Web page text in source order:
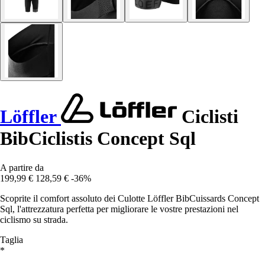
Löffler
Ciclisti
BibCiclistis Concept Sql
A partire da
199,99 € 128,59 € -36%
Scoprite il comfort assoluto dei Culotte Löffler BibCuissards Concept
Sql, l'attrezzatura perfetta per migliorare le vostre prestazioni nel
ciclismo su strada.
Taglia
*